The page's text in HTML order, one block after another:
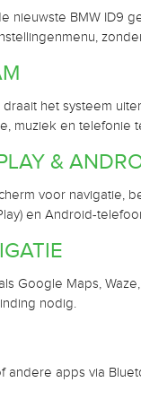
BMW ID9
draait het systeem
muziek en telefonie
&
voor navigatie,
en Android-
Google Maps,
nodig.
andere apps via